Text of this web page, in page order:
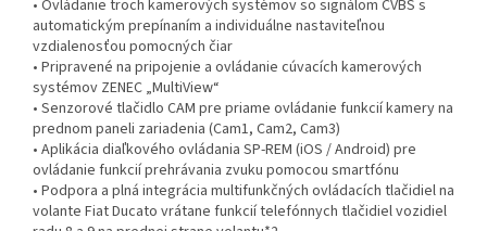
• Ovládanie troch kamerových systémov so signálom CVBS s
automatickým prepínaním a individuálne nastaviteľnou
vzdialenosťou pomocných čiar
• Pripravené na pripojenie a ovládanie cúvacích kamerových
systémov ZENEC „MultiView“
• Senzorové tlačidlo CAM pre priame ovládanie funkcií kamery na
prednom paneli zariadenia (Cam1, Cam2, Cam3)
• Aplikácia diaľkového ovládania SP-REM (iOS / Android) pre
ovládanie funkcií prehrávania zvuku pomocou smartfónu
• Podpora a plná integrácia multifunkčných ovládacích tlačidiel na
volante Fiat Ducato vrátane funkcií telefónnych tlačidiel vozidiel